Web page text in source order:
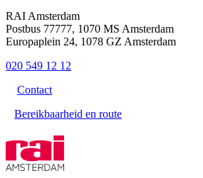
RAI Amsterdam
Postbus 77777, 1070 MS Amsterdam
Europaplein 24, 1078 GZ Amsterdam
020 549 12 12
Contact
Bereikbaarheid en route